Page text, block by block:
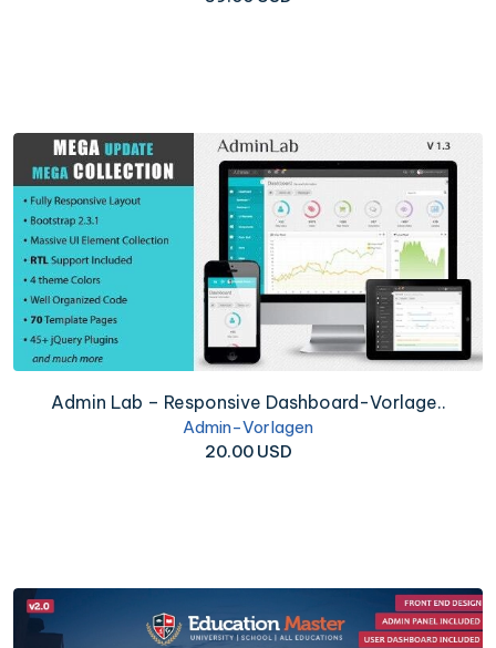
Admin Lab – Responsive Dashboard-Vorlage..
Admin-Vorlagen
20.00 USD